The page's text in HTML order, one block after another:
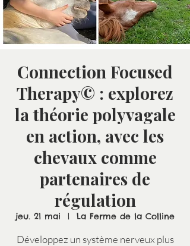
Connection Focused
Therapy© : explorez
la théorie polyvagale
en action, avec les
chevaux comme
partenaires de
régulation
jeu. 21 mai
  |
La Ferme de la Colline
Développez un système nerveux plus